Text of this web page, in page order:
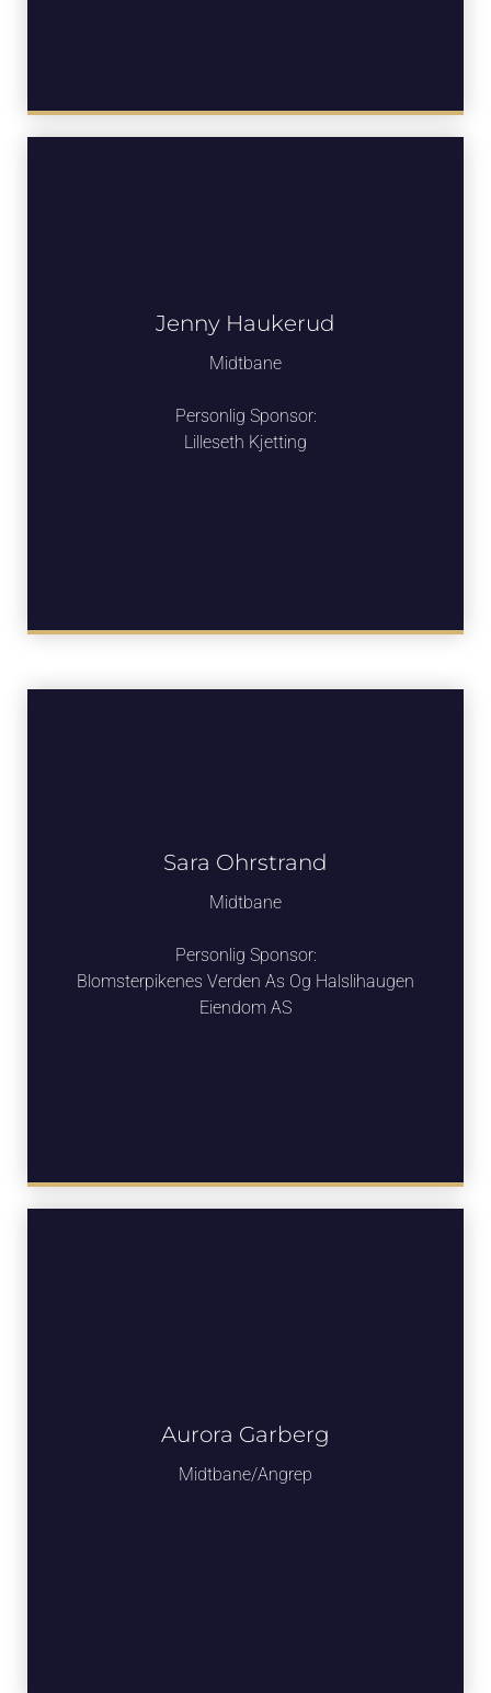
Jenny Haukerud
Midtbane
Personlig Sponsor:
Lilleseth Kjetting
Sara Ohrstrand
Midtbane
Personlig Sponsor:
Blomsterpikenes Verden As Og Halslihaugen
Eiendom AS
Aurora Garberg
Midtbane/angrep